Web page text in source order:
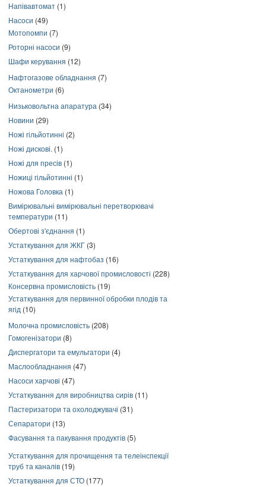
Напівавтомат (1)
Насоси (49)
Мотопомпи (7)
Роторні насоси (9)
Шафи керування (12)
Нафтогазове обладнання (7)
Октанометри (6)
Низьковольтна апаратура (34)
Новини (29)
Ножі гільйотинні (2)
Ножі дискові. (1)
Ножі для пресів (1)
Ножиці гільйотинні (1)
Ножова Головка (1)
Вимірювальні вимірювальні перетворювачі
температури (11)
Обертові з'єднання (1)
Устаткування для ЖКГ (3)
Устаткування для нафтобаз (16)
Устаткування для харчової промисловості (228)
Консервна промисловість (19)
Устаткування для первинної обробки плодів та
ягід (10)
Молочна промисловість (208)
Гомогенізатори (8)
Диспергатори та емульгатори (4)
Маслообладнання (47)
Насоси харчові (47)
Устаткування для виробництва сирів (11)
Пастеризатори та охолоджувачі (31)
Сепаратори (13)
Фасування та пакування продуктів (5)
Устаткування для прочищення та телеінспекції
труб та каналів (19)
Устаткування для СТО (177)